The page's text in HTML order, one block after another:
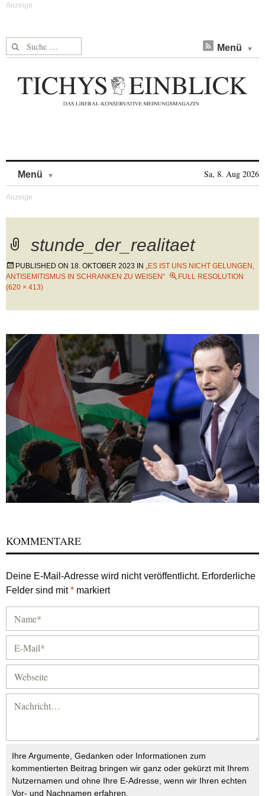
Suche nach: Menü
Menü Sa, 8. Aug 2026
stunde_der_realitaet
PUBLISHED ON 18. OKTOBER 2023 IN „ES IST UNS NICHT GELUNGEN,
ANTISEMITISMUS IN SCHRANKEN ZU WEISEN“
FULL RESOLUTION
(620 × 413)
KOMMENTARE
Deine E-Mail-Adresse wird nicht veröffentlicht. Erforderliche
Felder sind mit* markiert
Ihre Argumente, Gedanken oder Informationen zum
kommentierten Beitrag bringen wir ganz oder gekürzt mit Ihrem
Nutzernamen und ohne Ihre E-Adresse, wenn wir Ihren echten
Vor- und Nachnamen erfahren.